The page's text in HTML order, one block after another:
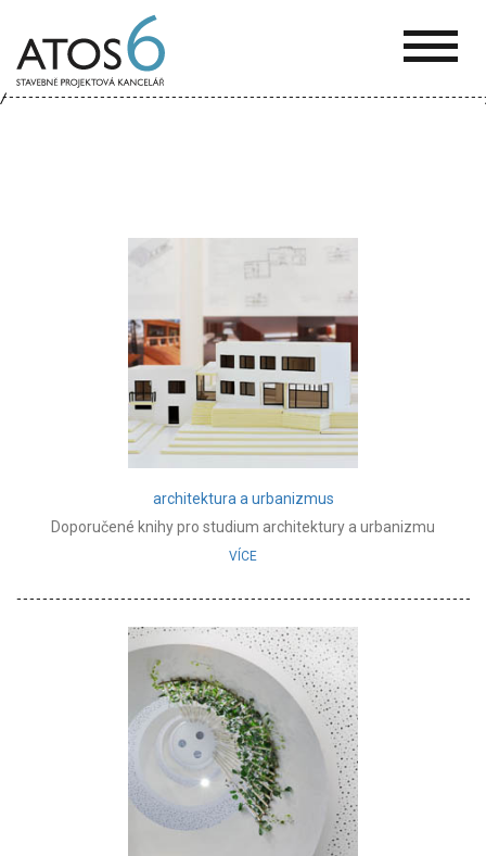
6
architektura a urbanizmus
Doporučené knihy pro studium architektury a urbanizmu
VÍCE